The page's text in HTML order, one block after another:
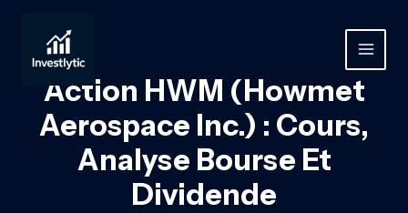
contenu
MAIN
Action HWM (Howmet
Aerospace Inc.) : Cours,
Analyse Bourse Et
Dividende